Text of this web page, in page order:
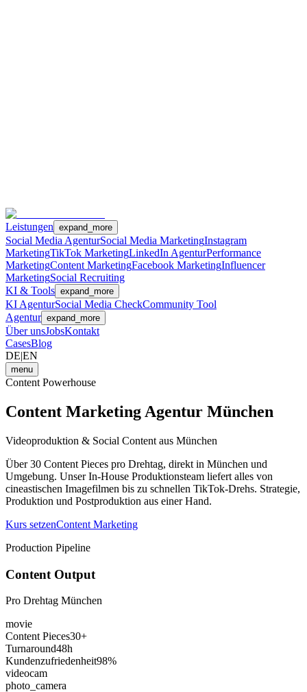
Leistungen expand_more
Social Media AgenturSocial Media MarketingInstagram
MarketingTikTok MarketingLinkedIn AgenturPerformance
MarketingContent MarketingFacebook MarketingInfluencer
MarketingSocial Recruiting
KI & Tools expand_more
KI AgenturSocial Media CheckCommunity Tool
Agentur expand_more
Über unsJobsKontakt
CasesBlog
DE|EN
menu
Content Powerhouse
Content Marketing Agentur München
Videoproduktion & Social Content aus München
Über 30 Content Pieces pro Drehtag, direkt in München und
Umgebung. Unser In-House Produktionsteam liefert alles von
cineastischen Imagefilmen bis zu schnellen TikTok-Drehs. Strategie,
Produktion und Postproduktion aus einer Hand.
Kurs setzenContent Marketing
Production Pipeline
Content Output
Pro Drehtag München
movie
Content Pieces30+
Turnaround48h
Kundenzufriedenheit98%
videocam
photo_camera